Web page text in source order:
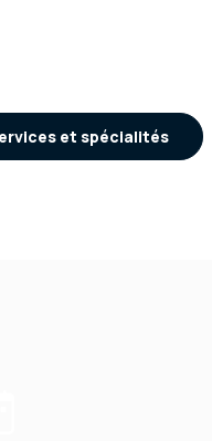
et spécialités